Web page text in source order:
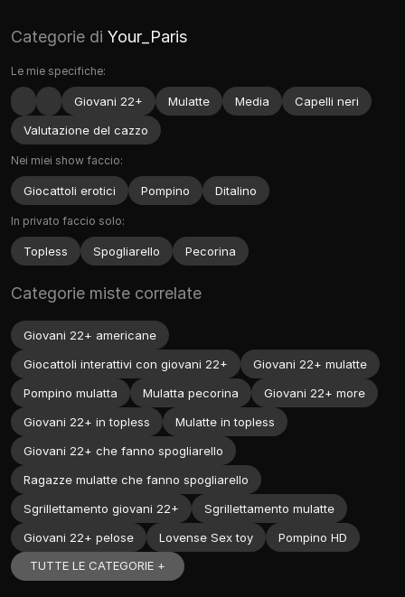
Categorie di Your_Paris
Le mie specifiche:
Giovani 22+ Mulatte Media
Capelli neri
Valutazione del cazzo
Nei miei show faccio:
Giocattoli erotici Pompino Ditalino
In privato faccio solo:
Topless Spogliarello Pecorina
Categorie miste correlate
Giovani 22+ americane
Giocattoli interattivi con giovani 22+
Giovani 22+ mulatte
Pompino mulatta
Mulatta pecorina
Giovani 22+ more
Giovani 22+ in topless
Mulatte in topless
Giovani 22+ che fanno spogliarello
Ragazze mulatte che fanno spogliarello
Sgrillettamento giovani 22+
Sgrillettamento mulatte
Giovani 22+ pelose
Lovense Sex toy
Pompino HD
TUTTE LE CATEGORIE +